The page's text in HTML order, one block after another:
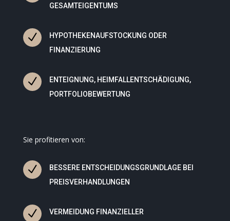
GESAMTEIGENTUMS
N
HYPOTHEKENAUFSTOCKUNG ODER
FINANZIERUNG
N
ENTEIGNUNG, HEIMFALLENTSCHÄDIGUNG,
PORTFOLIOBEWERTUNG
Sie profitieren von:
N
BESSERE ENTSCHEIDUNGSGRUNDLAGE BEI
PREISVERHANDLUNGEN
N
VERMEIDUNG FINANZIELLER